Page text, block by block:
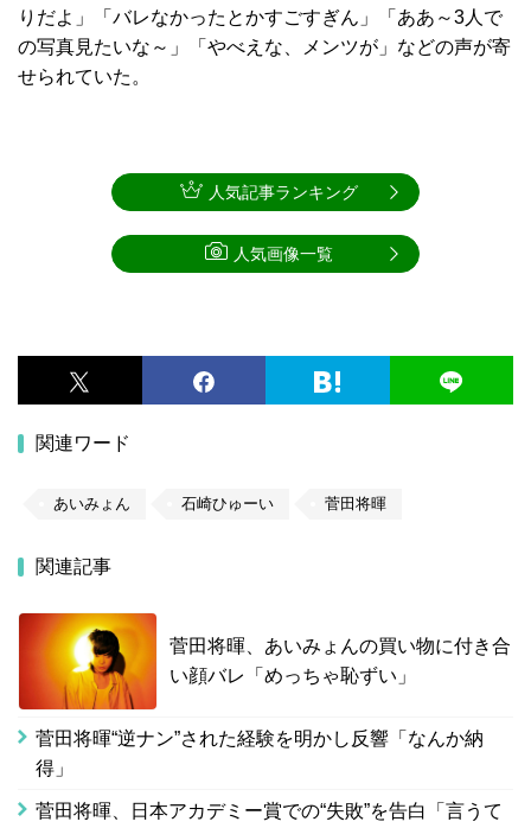
りだよ」「バレなかったとかすごすぎん」「ああ～3人で
の写真見たいな～」「やべえな、メンツが」などの声が寄
せられていた。
関連ワード
あいみょん 石崎ひゅーい 菅田将暉
関連記事
菅田将暉、あいみょんの買い物に付き合
い顔バレ「めっちゃ恥ずい」
菅田将暉“逆ナン”された経験を明かし反響「なんか納
得」
菅田将暉、日本アカデミー賞での“失敗”を告白「言うて
人気記事ランキング
人気画像一覧